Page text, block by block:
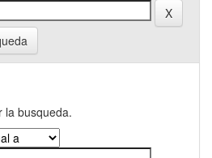
la busqueda.